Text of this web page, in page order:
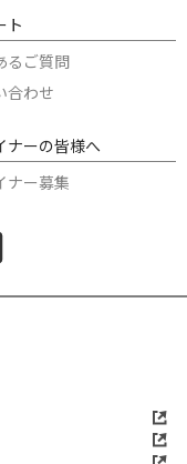
ト
るご質問
合わせ
ナーの皆様へ
ナー募集